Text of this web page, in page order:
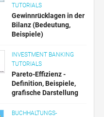
TUTORIALS
Gewinnrücklagen in der
Bilanz (Bedeutung,
Beispiele)
INVESTMENT BANKING
TUTORIALS
Pareto-Effizienz -
Definition, Beispiele,
grafische Darstellung
BUCHHALTUNGS-